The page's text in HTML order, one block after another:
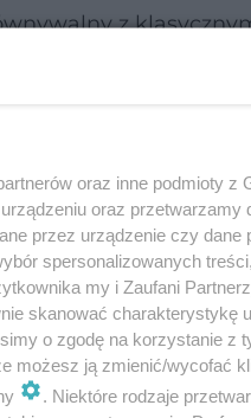
z
średnio co trze- ci
cię o sen lub
podczas wchodzenia
oraz inne podmioty
oraz przetwarzamy
przez urządzenie czy dane
spersonalizowanych
my i Zaufani
skanować charakterystykę
o zgodę na korzystanie z
możesz ją zmienić/wycofać
. Niektóre rodzaje